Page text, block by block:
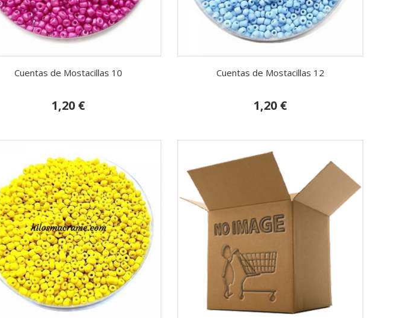
Cuentas de Mostacillas 10
1,20 €
Cuentas de Mostacillas 12
1,20 €